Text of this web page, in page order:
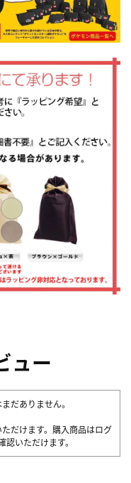
ュー
だありません。
だけます。購入商品はログ
認いただけます。